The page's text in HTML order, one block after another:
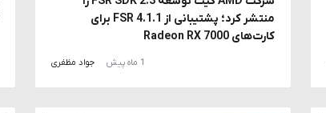
منتشر کرد؛ پشتیبانی از FSR 4.1.1 برای
کارت‌های Radeon RX 7000
1 ماه پیش جواد مظفری